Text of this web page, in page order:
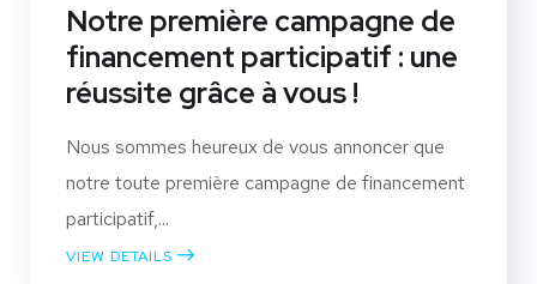
Notre première campagne de
financement participatif : une
réussite grâce à vous !
Nous sommes heureux de vous annoncer que
notre toute première campagne de financement
participatif,...
VIEW DETAILS